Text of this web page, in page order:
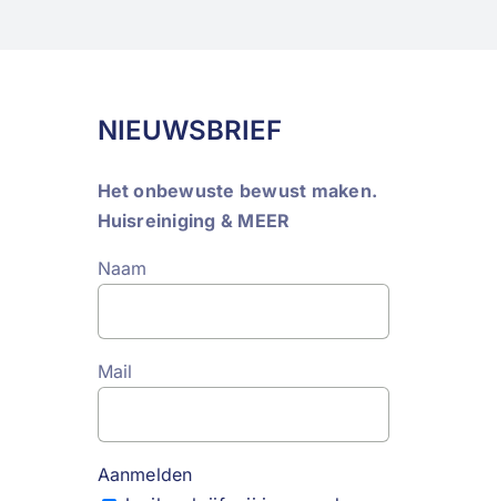
NIEUWSBRIEF
Het onbewuste bewust maken.
Huisreiniging & MEER
Naam
Mail
Aanmelden